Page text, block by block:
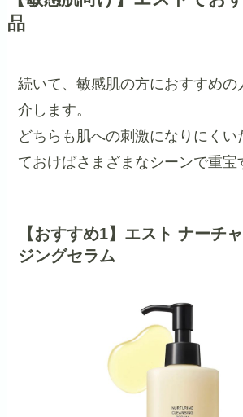
品
続いて、敏感肌の方におすすめの
介します。
どちらも肌への刺激になりにくい
ておけばさまざまなシーンで重宝
【おすすめ1】エスト ナーチ
ジングセラム